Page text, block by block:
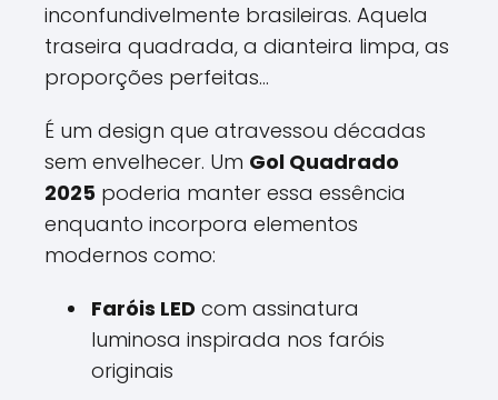
inconfundivelmente brasileiras. Aquela
traseira quadrada, a dianteira limpa, as
proporções perfeitas...
É um design que atravessou décadas
sem envelhecer. Um Gol Quadrado
2025 poderia manter essa essência
enquanto incorpora elementos
modernos como:
Faróis LED com assinatura
luminosa inspirada nos faróis
originais